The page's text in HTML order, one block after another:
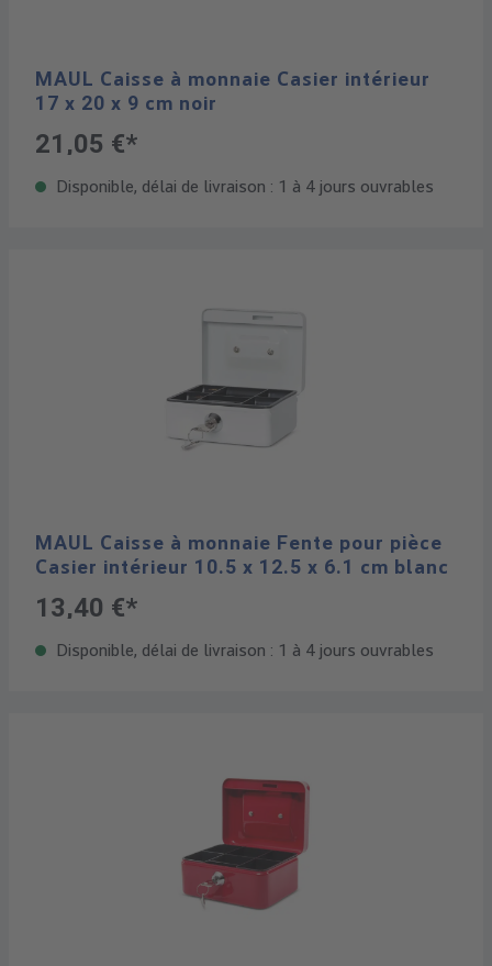
MAUL Caisse à monnaie Casier intérieur
17 x 20 x 9 cm noir
21,05 €*
Disponible, délai de livraison : 1 à 4 jours ouvrables
MAUL Caisse à monnaie Fente pour pièce
Casier intérieur 10.5 x 12.5 x 6.1 cm blanc
13,40 €*
Disponible, délai de livraison : 1 à 4 jours ouvrables